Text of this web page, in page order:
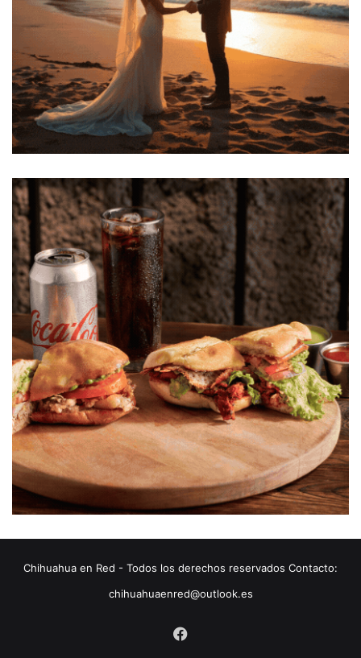
Chihuahua en Red - Todos los derechos reservados Contacto:
chihuahuaenred@outlook.es
Facebook